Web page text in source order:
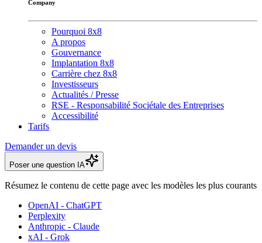
Company
Pourquoi 8x8
A propos
Gouvernance
Implantation 8x8
Carrière chez 8x8
Investisseurs
Actualités / Presse
RSE - Responsabilité Sociétale des Entreprises
Accessibilité
Tarifs
Demander un devis
Poser une question IA
Résumez le contenu de cette page avec les modèles les plus courants
OpenAI - ChatGPT
Perplexity
Anthropic - Claude
xAI - Grok